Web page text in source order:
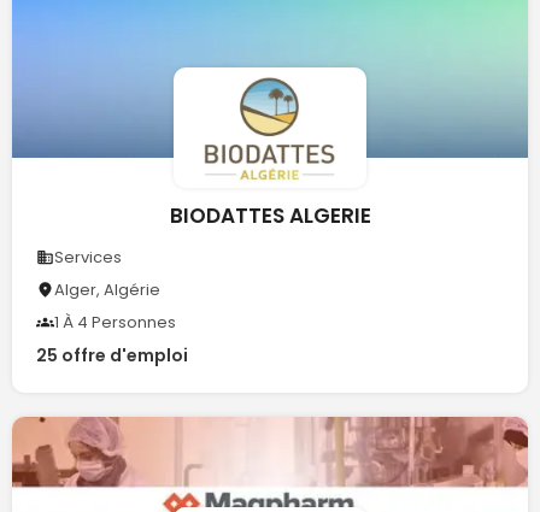
BIODATTES ALGERIE
Services
Alger, Algérie
1 À 4 Personnes
25 offre d'emploi